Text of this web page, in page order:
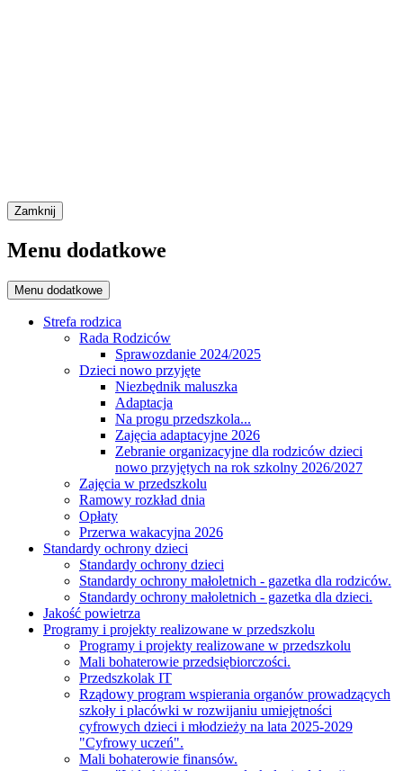
Zamknij
Menu dodatkowe
Menu dodatkowe
Strefa rodzica
Rada Rodziców
Sprawozdanie 2024/2025
Dzieci nowo przyjęte
Niezbędnik maluszka
Adaptacja
Na progu przedszkola...
Zajęcia adaptacyjne 2026
Zebranie organizacyjne dla rodziców dzieci
nowo przyjętych na rok szkolny 2026/2027
Zajęcia w przedszkolu
Ramowy rozkład dnia
Opłaty
Przerwa wakacyjna 2026
Standardy ochrony dzieci
Standardy ochrony dzieci
Standardy ochrony małoletnich - gazetka dla rodziców.
Standardy ochrony małoletnich - gazetka dla dzieci.
Jakość powietrza
Programy i projekty realizowane w przedszkolu
Programy i projekty realizowane w przedszkolu
Mali bohaterowie przedsiębiorczości.
Przedszkolak IT
Rządowy program wspierania organów prowadzących
szkoły i placówki w rozwijaniu umiejętności
cyfrowych dzieci i młodzieży na lata 2025-2029
"Cyfrowy uczeń".
Mali bohaterowie finansów.